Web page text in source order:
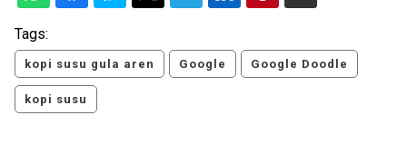
Tags:
kopi susu gula aren Google Google Doodle
kopi susu